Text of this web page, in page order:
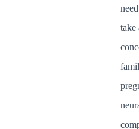
take